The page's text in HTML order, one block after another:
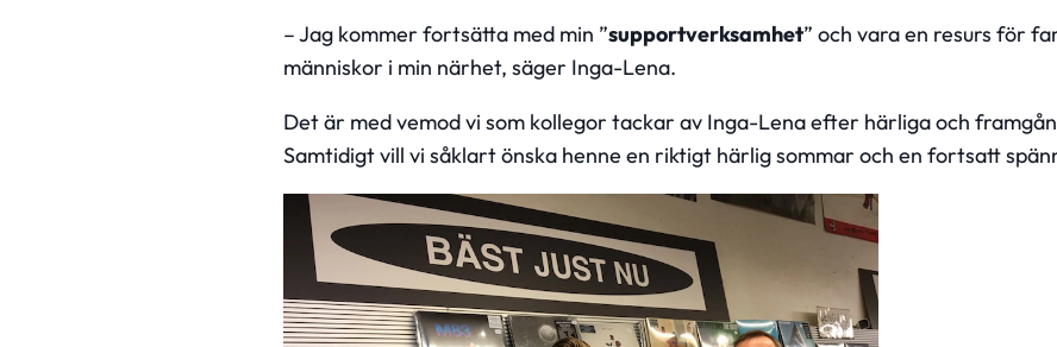
– Jag kommer fortsätta med min ”supportverksamhet” och vara en resurs för
människor i min närhet, säger Inga-Lena.
Det är med vemod vi som kollegor tackar av Inga-Lena efter härliga och
Samtidigt vill vi såklart önska henne en riktigt härlig sommar och en fortsatt